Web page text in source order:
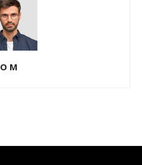
О М